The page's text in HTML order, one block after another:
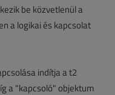
be közvetlenül a
a logikai és kapcsolat
indítja a t2
a "kapcsoló" objektum